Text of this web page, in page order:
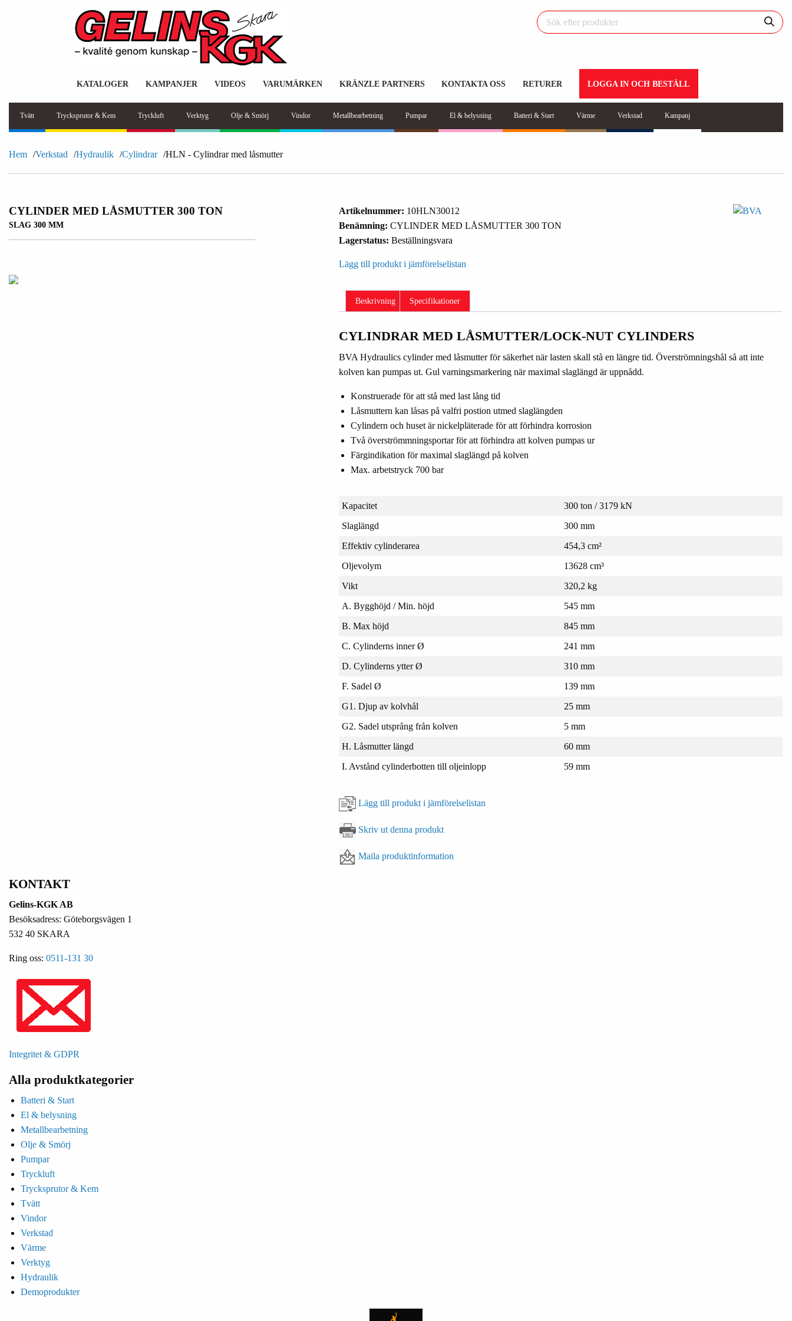
KATALOGER KAMPANJER VIDEOS VARUMÄRKEN KRÄNZLE PARTNERS KONTAKTA OSS RETURER LOGGA IN OCH BESTÄLL
Tvätt Trycksprutor & Kem Tryckluft Verktyg Olje & Smörj Vindor Metallbearbetning Pumpar El & belysning Batteri & Start Värme Verkstad Kampanj
Hem Verkstad Hydraulik Cylindrar HLN - Cylindrar med låsmutter
CYLINDER MED LÅSMUTTER 300 TON
SLAG 300 MM
Artikelnummer: 10HLN30012
Benämning: CYLINDER MED LÅSMUTTER 300 TON
Lagerstatus: Beställningsvara
Lägg till produkt i jämförelselistan
Beskrivning Specifikationer
CYLINDRAR MED LÅSMUTTER/LOCK-NUT CYLINDERS
BVA Hydraulics cylinder med låsmutter för säkerhet när lasten skall stå en längre tid. Överströmningshål så att inte
kolven kan pumpas ut. Gul varningsmarkering när maximal slaglängd är uppnådd.
Konstruerade för att stå med last lång tid
Låsmuttern kan låsas på valfri postion utmed slaglängden
Cylindern och huset är nickelpläterade för att förhindra korrosion
Två överströmmningsportar för att förhindra att kolven pumpas ur
Färgindikation för maximal slaglängd på kolven
Max. arbetstryck 700 bar
Kapacitet
300 ton / 3179 kN
Slaglängd
300 mm
Effektiv cylinderarea
454,3 cm²
Oljevolym
13628 cm³
Vikt
320,2 kg
A. Bygghöjd / Min. höjd
545 mm
B. Max höjd
845 mm
C. Cylinderns inner Ø
241 mm
D. Cylinderns ytter Ø
310 mm
F. Sadel Ø
139 mm
G1. Djup av kolvhål
25 mm
G2. Sadel utsprång från kolven
5 mm
H. Låsmutter längd
60 mm
I. Avstånd cylinderbotten till oljeinlopp
59 mm
Lägg till produkt i jämförelselistan
Skriv ut denna produkt
Maila produktinformation
KONTAKT
Gelins-KGK AB
Besöksadress: Göteborgsvägen 1
532 40 SKARA
Ring oss: 0511-131 30
Integritet & GDPR
Alla produktkategorier
Batteri & Start
El & belysning
Metallbearbetning
Olje & Smörj
Pumpar
Tryckluft
Trycksprutor & Kem
Tvätt
Vindor
Verkstad
Värme
Verktyg
Hydraulik
Demoprodukter